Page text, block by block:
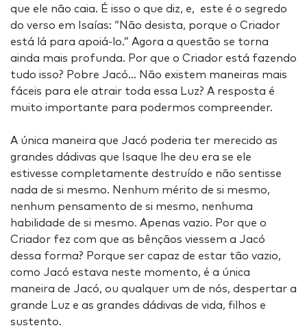
que ele não caia. É isso o que diz, e, este é o segredo
do verso em Isaías: “Não desista, porque o Criador
está lá para apoiá-lo.” Agora a questão se torna
ainda mais profunda. Por que o Criador está fazendo
tudo isso? Pobre Jacó... Não existem maneiras mais
fáceis para ele atrair toda essa Luz? A resposta é
muito importante para podermos compreender.
A única maneira que Jacó poderia ter merecido as
grandes dádivas que Isaque lhe deu era se ele
estivesse completamente destruído e não sentisse
nada de si mesmo. Nenhum mérito de si mesmo,
nenhum pensamento de si mesmo, nenhuma
habilidade de si mesmo. Apenas vazio. Por que o
Criador fez com que as bênçãos viessem a Jacó
dessa forma? Porque ser capaz de estar tão vazio,
como Jacó estava neste momento, é a única
maneira de Jacó, ou qualquer um de nós, despertar a
grande Luz e as grandes dádivas de vida, filhos e
sustento.